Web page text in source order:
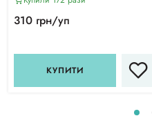
310 грн/уп
КУПИТИ